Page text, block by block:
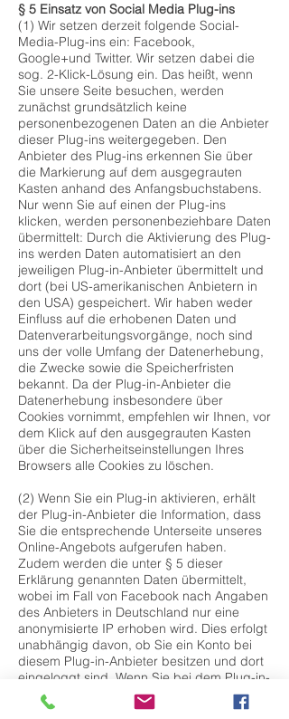
§ 5 Einsatz von Social Media Plug-ins
(1) Wir setzen derzeit folgende Social-
Media-Plug-ins ein: Facebook,
Google+und Twitter. Wir setzen dabei die
sog. 2-Klick-Lösung ein. Das heißt, wenn
Sie unsere Seite besuchen, werden
zunächst grundsätzlich keine
personenbezogenen Daten an die Anbieter
dieser Plug-ins weitergegeben. Den
Anbieter des Plug-ins erkennen Sie über
die Markierung auf dem ausgegrauten
Kasten anhand des Anfangsbuchstabens.
Nur wenn Sie auf einen der Plug-ins
klicken, werden personenbeziehbare Daten
übermittelt: Durch die Aktivierung des Plug-
ins werden Daten automatisiert an den
jeweiligen Plug-in-Anbieter übermittelt und
dort (bei US-amerikanischen Anbietern in
den USA) gespeichert. Wir haben weder
Einfluss auf die erhobenen Daten und
Datenverarbeitungsvorgänge, noch sind
uns der volle Umfang der Datenerhebung,
die Zwecke sowie die Speicherfristen
bekannt. Da der Plug-in-Anbieter die
Datenerhebung insbesondere über
Cookies vornimmt, empfehlen wir Ihnen, vor
dem Klick auf den ausgegrauten Kasten
über die Sicherheitseinstellungen Ihres
Browsers alle Cookies zu löschen.
(2) Wenn Sie ein Plug-in aktivieren, erhält
der Plug-in-Anbieter die Information, dass
Sie die entsprechende Unterseite unseres
Online-Angebots aufgerufen haben.
Zudem werden die unter § 5 dieser
Erklärung genannten Daten übermittelt,
wobei im Fall von Facebook nach Angaben
des Anbieters in Deutschland nur eine
anonymisierte IP erhoben wird. Dies erfolgt
unabhängig davon, ob Sie ein Konto bei
diesem Plug-in-Anbieter besitzen und dort
eingeloggt sind. Wenn Sie bei dem Plug-in-
Anbieter eingeloggt sind, werden diese
Daten direkt Ihrem Konto zugeordnet.